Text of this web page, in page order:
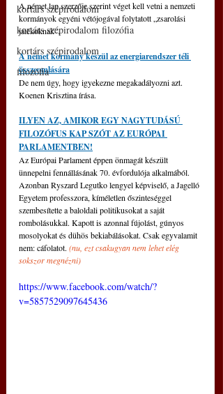
kortárs szépirodalom
kortárs szépirodalom filozófia
kortárs szépirodalom
filozófia
A német lap szerzője szerint véget kell vetni a nemzeti
kormányok egyéni vétójogával folytatott „zsarolási
játékoknak”.
A német kormány készül az energiarendszer téli
összeomlására
De nem úgy, hogy igyekezne megakadályozni azt.
Koenen Krisztina írása.
ILYEN AZ, AMIKOR EGY NAGYTUDÁSÚ
FILOZÓFUS KAP SZÓT AZ EURÓPAI
PARLAMENTBEN!
Az Európai Parlament éppen önmagát készült
ünnepelni fennállásának 70. évfordulója alkalmából.
Azonban Ryszard Legutko lengyel képviselő, a Jagelló
Egyetem professzora, kíméletlen őszinteséggel
szembesítette a baloldali politikusokat a saját
rombolásukkal. Kapott is azonnal fújolást, gúnyos
mosolyokat és dühös bekiabálásokat. Csak egyvalamit
nem: cáfolatot. (nu, ezt csakugyan nem lehet elég
sokszor megnézni)
https://www.facebook.com/watch/?
v=5857529097645436